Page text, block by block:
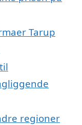
Tarup
regioner